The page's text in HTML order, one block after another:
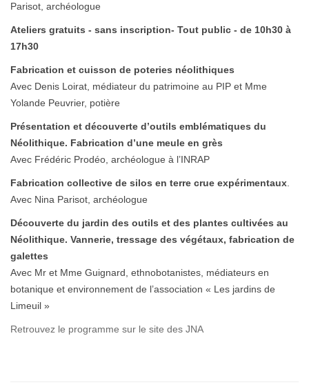
Parisot, archéologue
Ateliers gratuits - sans inscription- Tout public - de 10h30 à
17h30
Fabrication et cuisson de poteries néolithiques
Avec Denis Loirat, médiateur du patrimoine au PIP et Mme
Yolande Peuvrier, potière
Présentation et découverte d’outils emblématiques du
Néolithique. Fabrication d’une meule en grès
Avec Frédéric Prodéo, archéologue à l’INRAP
Fabrication collective de silos en terre crue expérimentaux
Avec Nina Parisot, archéologue
Découverte du jardin des outils et des plantes cultivées au
Néolithique. Vannerie, tressage des végétaux, fabrication de
galettes
Avec Mr et Mme Guignard, ethnobotanistes, médiateurs en
botanique et environnement de l’association « Les jardins de
Limeuil »
Retrouvez le programme sur le site des JNA